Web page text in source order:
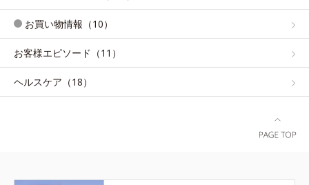
お買い物情報（10）
お客様エピソード（11）
ヘルスケア（18）